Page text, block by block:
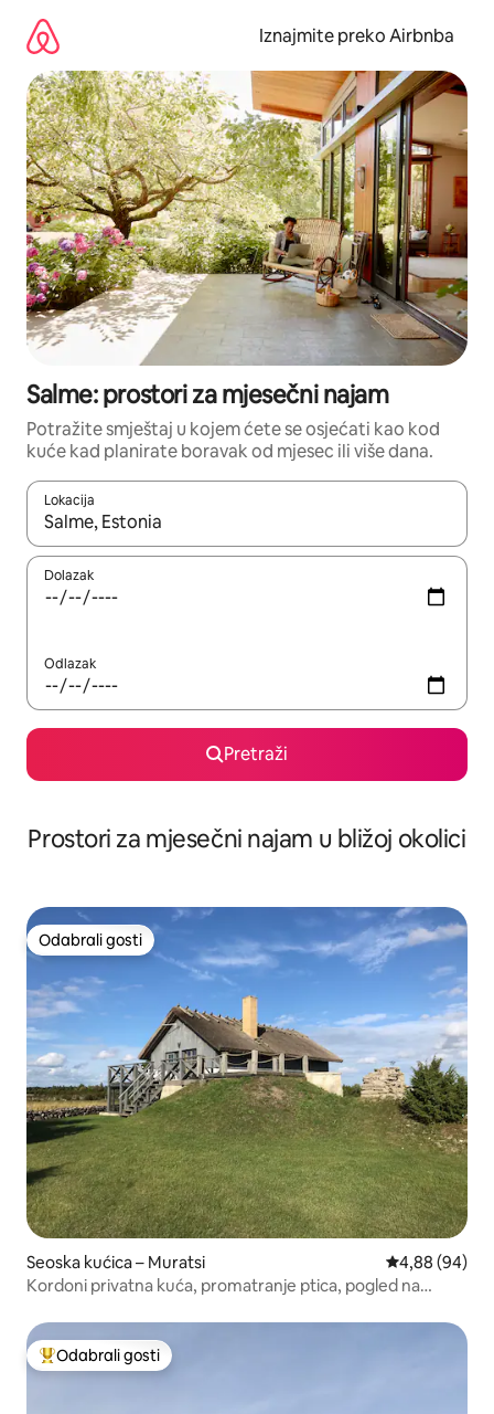
sadržaj
Iznajmite preko Airbnba
Salme: prostori za mjesečni najam
Potražite smještaj u kojem ćete se osjećati kao kod
kuće kad planirate boravak od mjesec ili više dana.
Lokacija
Kada budu dostupni rezultati, moći ćete ih pregledati
Dolazak
Odlazak
Pretraži
Prostori za mjesečni najam u bližoj okolici
Odabrali gosti
Odabrali gosti
Seoska kućica – Muratsi Prosječna
4,88 (94)
Kordoni privatna kuća, promatranje ptica, pogled na
Među najviše rangiranima s oznakom „Odabrali gosti”
Odabrali gosti